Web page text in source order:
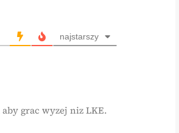
najstarszy
grac wyzej niz LKE.